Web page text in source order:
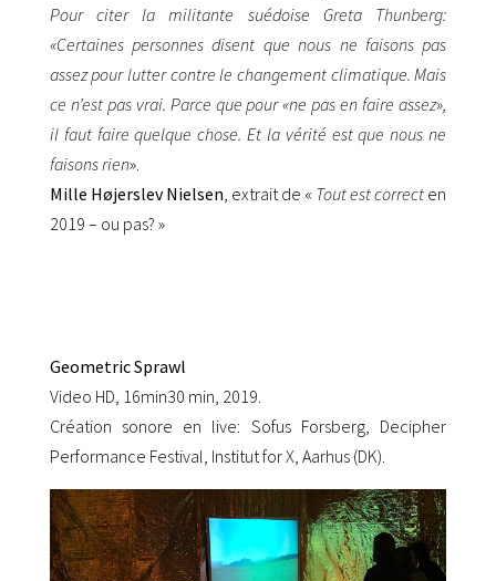
Pour citer la militante suédoise Greta Thunberg:
«Certaines personnes disent que nous ne faisons pas
assez pour lutter contre le changement climatique. Mais
ce n’est pas vrai. Parce que pour «ne pas en faire assez»,
il faut faire quelque chose. Et la vérité est que nous ne
faisons rien».
Mille Højerslev Nielsen , extrait de « Tout est correct en
2019 – ou pas? »
Geometric Sprawl
Video HD, 16min30 min, 2019.
Création sonore en live: Sofus Forsberg, Decipher
Performance Festival, Institut for X, Aarhus (DK).